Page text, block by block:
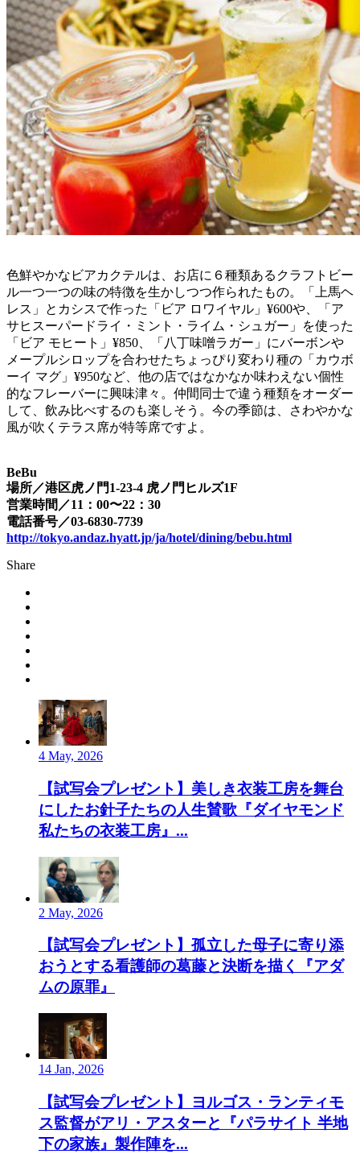
色鮮やかなビアカクテルは、お店に６種類あるクラフトビー
ル一つ一つの味の特徴を生かしつつ作られたもの。「上馬ヘ
レス」とカシスで作った「ビア ロワイヤル」¥600や、「ア
サヒスーパードライ・ミント・ライム・シュガー」を使った
「ビア モヒート」¥850、「八丁味噌ラガー」にバーボンや
メープルシロップを合わせたちょっぴり変わり種の「カウボ
ーイ マグ」¥950など、他の店ではなかなか味わえない個性
的なフレーバーに興味津々。仲間同士で違う種類をオーダー
して、飲み比べするのも楽しそう。今の季節は、さわやかな
風が吹くテラス席が特等席ですよ。
BeBu
場所／港区虎ノ門1-23-4 虎ノ門ヒルズ1F
営業時間／11：00〜22：30
電話番号／03-6830-7739
http://tokyo.andaz.hyatt.jp/ja/hotel/dining/bebu.html
Share
4 May, 2026
【試写会プレゼント】美しき衣装工房を舞台
にしたお針子たちの人生賛歌『ダイヤモンド
私たちの衣装工房』...
2 May, 2026
【試写会プレゼント】孤立した母子に寄り添
おうとする看護師の葛藤と決断を描く『アダ
ムの原罪』
14 Jan, 2026
【試写会プレゼント】ヨルゴス・ランティモ
ス監督がアリ・アスターと『パラサイト 半地
下の家族』製作陣を...